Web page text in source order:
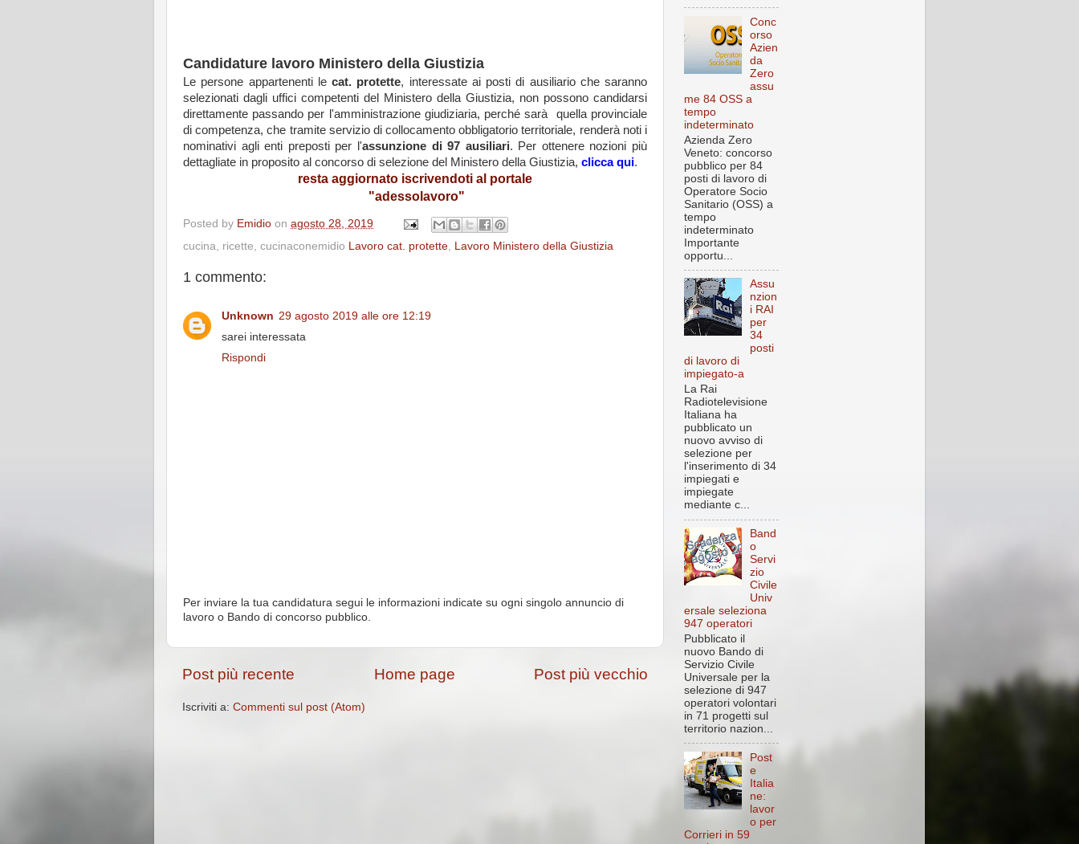
Candidature lavoro Ministero della Giustizia
Le persone appartenenti le cat. protette, interessate ai posti di ausiliario che saranno
selezionati dagli uffici competenti del Ministero della Giustizia, non possono candidarsi
direttamente passando per l'amministrazione giudiziaria, perché sarà quella provinciale
di competenza, che tramite servizio di collocamento obbligatorio territoriale, renderà noti i
nominativi agli enti preposti per l'assunzione di 97 ausiliari. Per ottenere nozioni più
dettagliate in proposito al concorso di selezione del Ministero della Giustizia, clicca qui.
resta aggiornato iscrivendoti al portale
"adessolavoro"
Posted by Emidio on agosto 28, 2019
cucina, ricette, cucinaconemidio
Lavoro cat. protette Lavoro Ministero della Giustizia
1 commento:
Unknown 29 agosto 2019 alle ore 12:19
sarei interessata
Rispondi
Per inviare la tua candidatura segui le informazioni indicate su ogni singolo annuncio di
lavoro o Bando di concorso pubblico.
Post più recente Post più vecchio
Home page
Iscriviti a: Commenti sul post (Atom)
Conc
orso
Azien
da
Zero
assu
me 84 OSS a
tempo
indeterminato
Azienda Zero
Veneto: concorso
pubblico per 84
posti di lavoro di
Operatore Socio
Sanitario (OSS) a
tempo
indeterminato
Importante
opportu...
Assu
nzion
i RAI
per
34
posti
di lavoro di
impiegato-a
La Rai
Radiotelevisione
Italiana ha
pubblicato un
nuovo avviso di
selezione per
l'inserimento di 34
impiegati e
impiegate
mediante c...
Band
o
Servi
zio
Civile
Univ
ersale seleziona
947 operatori
Pubblicato il
nuovo Bando di
Servizio Civile
Universale per la
selezione di 947
operatori volontari
in 71 progetti sul
territorio nazion...
Post
e
Italia
ne:
lavor
o per
Corrieri in 59